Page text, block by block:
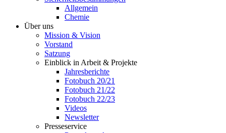
Allgemein
Chemie
Über uns
Mission & Vision
Vorstand
Satzung
Einblick in Arbeit & Projekte
Jahresberichte
Fotobuch 20/21
Fotobuch 21/22
Fotobuch 22/23
Videos
Newsletter
Presseservice